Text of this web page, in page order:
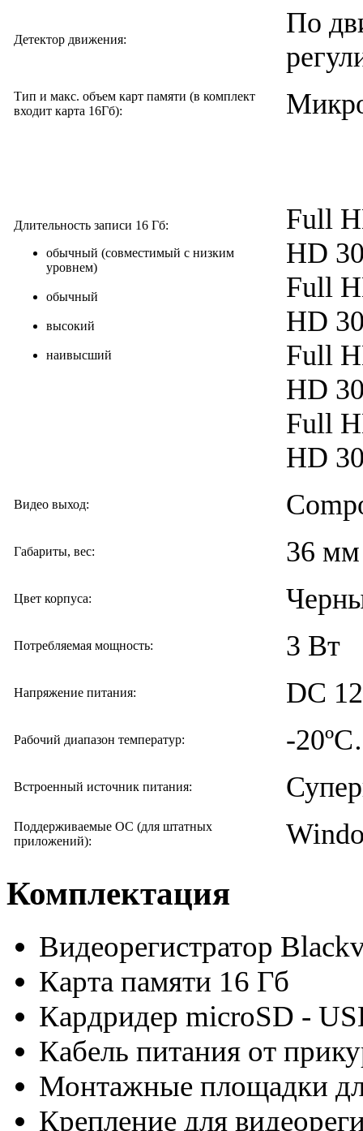
Детектор движения:
По
Тип и макс. объем карт памяти (в комплект
входит карта 16Гб):
Длительность записи 16 Гб:
обычный (совместимый с низким
уровнем)
обычный
высокий
наивысший
Full
HD
Full
HD
Full
HD
Full
HD
Видео выход:
Габариты, вес: 36
Цвет корпуса:
Потребляемая мощность: 3 Вт
Напряжение питания: DC
Рабочий диапазон температур: -
Встроенный источник питания:
Поддерживаемые ОС (для штатных
приложений):
Комплектация
Видеорегистратор
Карта памяти 16 Гб
Кардридер microSD -
Кабель питания от
Монтажные площадки
Крепление для